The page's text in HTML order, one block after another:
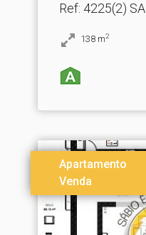
Ref: 4225(2) SA
138 m2
Apartamento
Venda